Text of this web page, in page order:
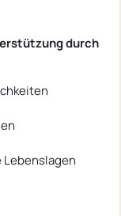
durch
Lebenslagen